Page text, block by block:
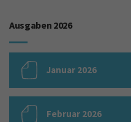
Ausgaben 2026
Januar 2026
Februar 2026